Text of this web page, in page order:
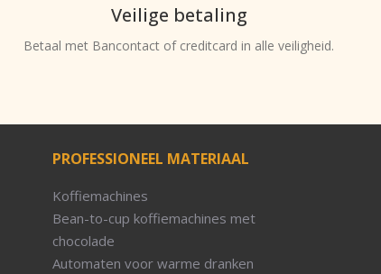
Veilige betaling
Betaal met Bancontact of creditcard in alle veiligheid.
PROFESSIONEEL MATERIAAL
Koffiemachines
Bean-to-cup koffiemachines met
chocolade
Automaten voor warme dranken